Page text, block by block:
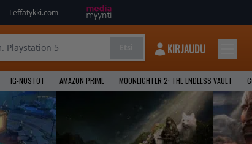
Leffatykki.com
KIRJAUDU
IG-NOSTOT AMAZON PRIME MOONLIGHTER 2: THE ENDLESS VAULT